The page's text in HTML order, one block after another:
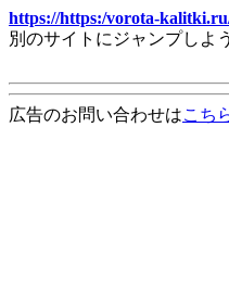
https://https:/vorota-
別のサイトにジャンプしよ
広告のお問い合わせはこち